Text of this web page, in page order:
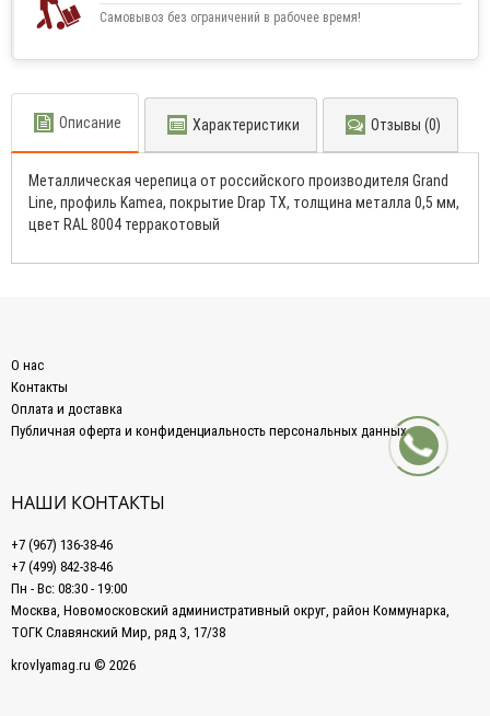
Самовывоз без ограничений в рабочее время!
Описание Характеристики Отзывы (0)
Металлическая черепица от российского производителя Grand
Line, профиль Kamea, покрытие Drap TX, толщина металла 0,5 мм,
цвет RAL 8004 терракотовый
О нас
Контакты
Оплата и доставка
Публичная оферта и конфиденциальность персональных данных
НАШИ КОНТАКТЫ
+7 (967) 136-38-46
+7 (499) 842-38-46
Пн - Вс: 08:30 - 19:00
Москва, Новомосковский административный округ, район Коммунарка,
ТОГК Славянский Мир, ряд З, 17/38
krovlyamag.ru © 2026